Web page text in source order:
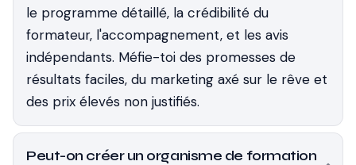
le programme détaillé, la crédibilité du
formateur, l'accompagnement, et les avis
indépendants. Méfie-toi des promesses de
résultats faciles, du marketing axé sur le rêve et
des prix élevés non justifiés.
Peut-on créer un organisme de formation